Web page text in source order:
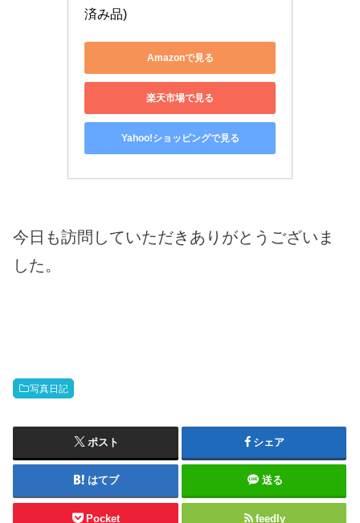
済み品)
Amazonで見る
楽天市場で見る
Yahoo!ショッピングで見る
今日も訪問していただきありがとうございま
した。
写真日記
ポスト シェア
はてブ 送る
Pocket feedly